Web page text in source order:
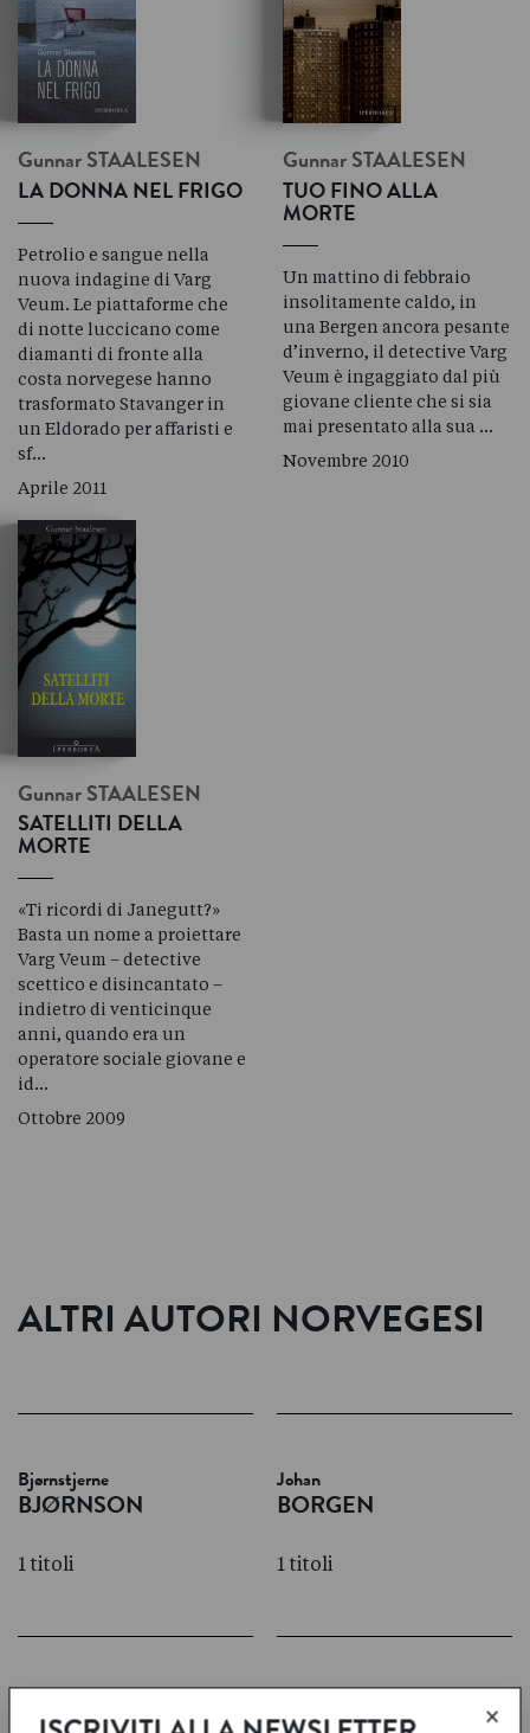
Gunnar STAALESEN
LA DONNA NEL FRIGO
Petrolio e sangue nella
nuova indagine di Varg
Veum. Le piattaforme che
di notte luccicano come
diamanti di fronte alla
costa norvegese hanno
trasformato Stavanger in
un Eldorado per affaristi e
sf…
Aprile 2011
Gunnar STAALESEN
TUO FINO ALLA
MORTE
Un mattino di febbraio
insolitamente caldo, in
una Bergen ancora pesante
d’inverno, il detective Varg
Veum è ingaggiato dal più
giovane cliente che si sia
mai presentato alla sua …
Novembre 2010
Gunnar STAALESEN
SATELLITI DELLA
MORTE
«Ti ricordi di Janegutt?»
Basta un nome a proiettare
Varg Veum – detective
scettico e disincantato –
indietro di venticinque
anni, quando era un
operatore sociale giovane e
id…
Ottobre 2009
ALTRI AUTORI NORVEGESI
Bjørnstjerne
BJØRNSON
1 titoli
Johan
BORGEN
1 titoli
×